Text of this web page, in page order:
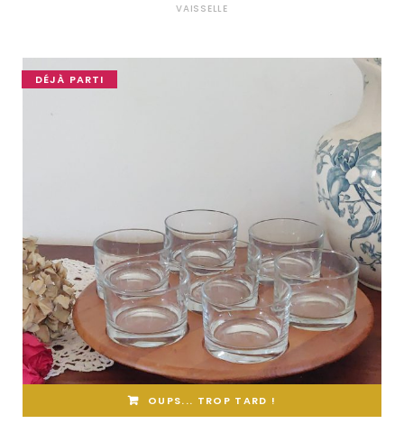
VAISSELLE
DÉJÀ PARTI
OUPS... TROP TARD !